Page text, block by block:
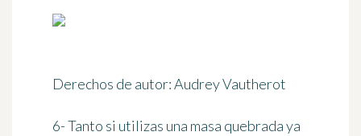
Derechos de autor: Audrey Vautherot
6- Tanto si utilizas una masa quebrada ya